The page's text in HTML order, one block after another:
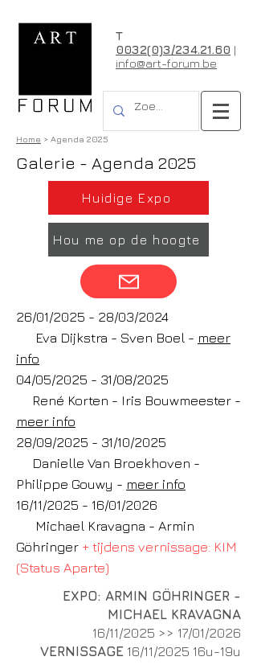
T
0032(0)3/234.21.60 |
info@art-forum.be
Home > Agenda 2025
Galerie - Agenda 2025
Huidige Expo
Hou me op de hoogte
26/01/2025 - 28/03/2024
Eva Dijkstra - Sven Boel - meer
info
04/05/2025 - 31/08/2025
René Korten - Iris Bouwmeester -
meer info
28/09/2025 - 31/10/2025
Danielle Van Broekhoven -
Philippe Gouwy - meer info
16/11/2025 - 16/01/2026
Michael Kravagna - Armin
Göhringer + tijdens vernissage: KIM
(Status Aparte)
EXPO: ARMIN GÖHRINGER -
MICHAEL KRAVAGNA
16/11/2025 >> 17/01/2026
VERNISSAGE 16/11/2025 16u-19u